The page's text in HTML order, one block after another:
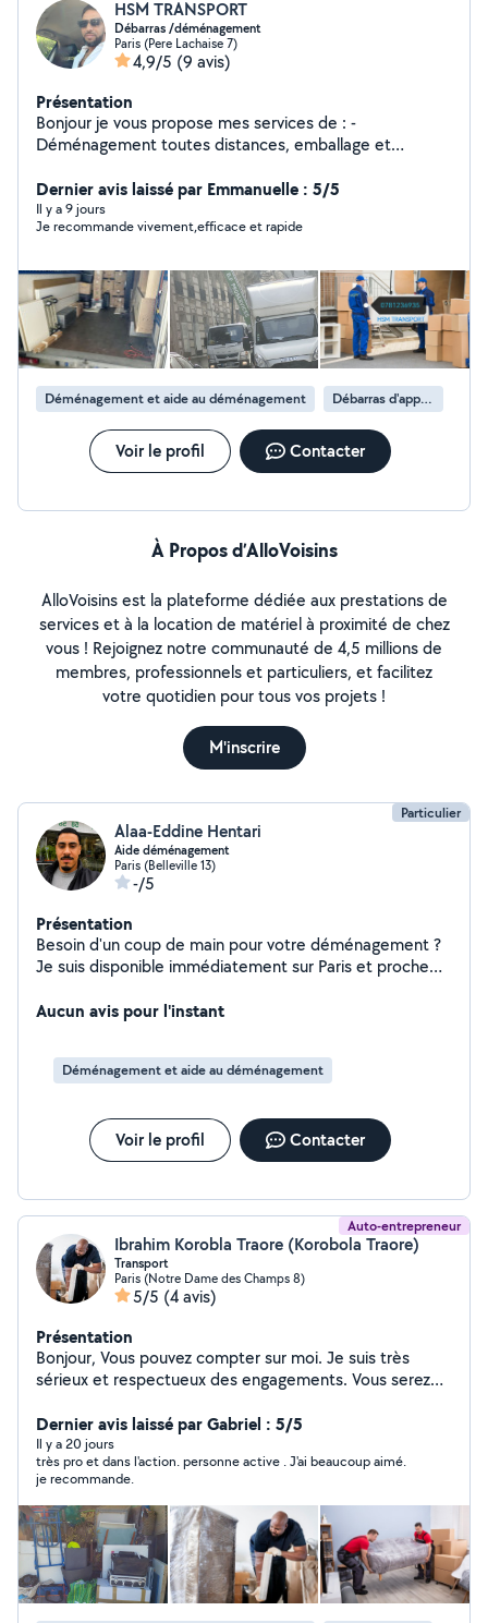
HSM TRANSPORT
Débarras /déménagement
Paris (Pere Lachaise 7)
4,9/5 (9 avis)
Présentation
Bonjour je vous propose mes services de : -
Déménagement toutes distances, emballage et
mobilier. - débarras complet
maison/garage/cave/grenier/ grange ect... -Prix attractif
Devis gratuit N'hésiter pas a me contacté sur mon
Dernier avis laissé par Emmanuelle : 5/5
Il y a 9 jours
Je recommande vivement,efficace et rapide
Déménagement et aide au déménagement Débarras d'appartement
Voir le profil Contacter
À Propos d’AlloVoisins
AlloVoisins est la plateforme dédiée aux prestations de
services et à la location de matériel à proximité de chez
vous ! Rejoignez notre communauté de 4,5 millions de
membres, professionnels et particuliers, et facilitez
votre quotidien pour tous vos projets !
M'inscrire
Particulier
Alaa-Eddine Hentari
Aide déménagement
Paris (Belleville 13)
-/5
Présentation
Besoin d'un coup de main pour votre déménagement ?
Je suis disponible immédiatement sur Paris et proche
déchargement, port de meubles et électroménager,
ponctuel et en excellente condition physique, je
m'adapte à votre planning et je prends soin de vos
une livraison ou un simple débarras, je suis là pour vous
simplifier la vie. Tarif honnête. Réponse rapide garantie
par message ou téléphone.
Aucun avis pour l'instant
Déménagement et aide au déménagement
Voir le profil Contacter
Auto-entrepreneur
Ibrahim Korobla Traore (Korobola Traore)
Transport
Paris (Notre Dame des Champs 8)
5/5 (4 avis)
Présentation
Bonjour, Vous pouvez compter sur moi. Je suis très
sérieux et respectueux des engagements. Vous serez
confiance en moi. Merci beaucoup pour votre retour.
Dernier avis laissé par Gabriel : 5/5
Il y a 20 jours
très pro et dans l'action. personne active . J'ai beaucoup aimé.
je recommande.